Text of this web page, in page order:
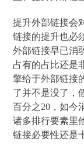
提升外部链接会
链接的提升也必
外部链接早已消
占有的占比还是
擎给于外部链接
了并不是没了，
百分之20，如今
诸多排行要素里
链接必要性还是